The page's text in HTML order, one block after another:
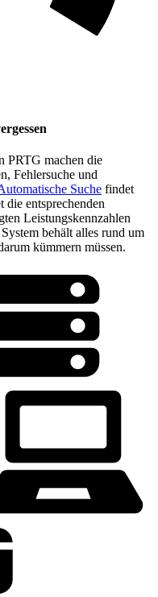
PRTG machen die
Fehlersuche und
Suche findet
die entsprechenden
Leistungskennzahlen
behält alles rund um
kümmern müssen.